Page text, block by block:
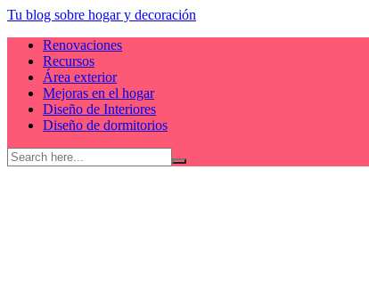
Skip
content
Tu blog sobre hogar y decoración
Renovaciones
Recursos
Área exterior
Mejoras en el hogar
Diseño de Interiores
Diseño de dormitorios